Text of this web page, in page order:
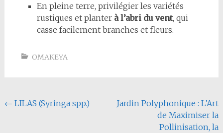
En pleine terre, privilégier les variétés
rustiques et planter à l’abri du vent, qui
casse facilement branches et fleurs.
OMAKEYA
Navigation
← LILAS (Syringa spp.)
Jardin Polyphonique : L’Art
de Maximiser la
Pollinisation, la